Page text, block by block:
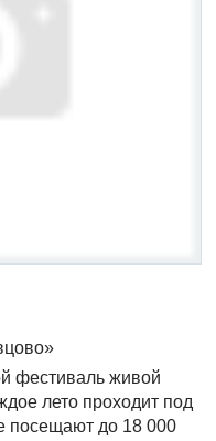
фестиваль живой
лето проходит под
посещают до 18 000